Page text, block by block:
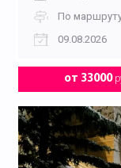
По
09.08.2026
от 33000